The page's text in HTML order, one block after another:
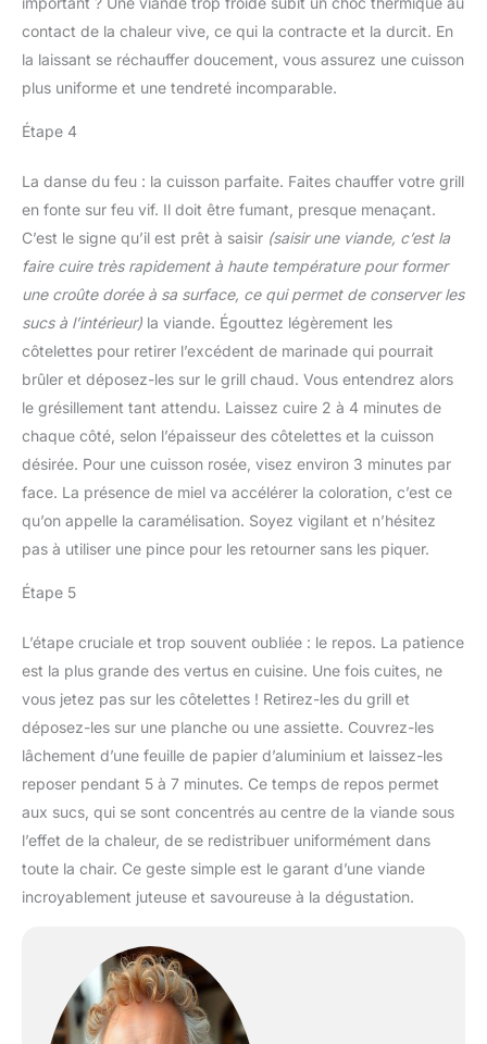
contact de la chaleur vive, ce qui la contracte et la durcit. En
la laissant se réchauffer doucement, vous assurez une cuisson
plus uniforme et une tendreté incomparable.
Étape 4
La danse du feu : la cuisson parfaite. Faites chauffer votre grill
en fonte sur feu vif. Il doit être fumant, presque menaçant.
C’est le signe qu’il est prêt à saisir (saisir une viande, c’est la
faire cuire très rapidement à haute température pour former
une croûte dorée à sa surface, ce qui permet de conserver les
sucs à l’intérieur) la viande. Égouttez légèrement les
côtelettes pour retirer l’excédent de marinade qui pourrait
brûler et déposez-les sur le grill chaud. Vous entendrez alors
le grésillement tant attendu. Laissez cuire 2 à 4 minutes de
chaque côté, selon l’épaisseur des côtelettes et la cuisson
désirée. Pour une cuisson rosée, visez environ 3 minutes par
face. La présence de miel va accélérer la coloration, c’est ce
qu’on appelle la caramélisation. Soyez vigilant et n’hésitez
pas à utiliser une pince pour les retourner sans les piquer.
Étape 5
L’étape cruciale et trop souvent oubliée : le repos. La patience
est la plus grande des vertus en cuisine. Une fois cuites, ne
vous jetez pas sur les côtelettes ! Retirez-les du grill et
déposez-les sur une planche ou une assiette. Couvrez-les
lâchement d’une feuille de papier d’aluminium et laissez-les
reposer pendant 5 à 7 minutes. Ce temps de repos permet
aux sucs, qui se sont concentrés au centre de la viande sous
l’effet de la chaleur, de se redistribuer uniformément dans
toute la chair. Ce geste simple est le garant d’une viande
incroyablement juteuse et savoureuse à la dégustation.